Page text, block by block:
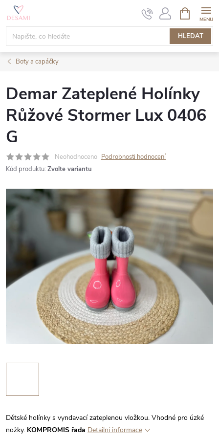
Přejít
obsah
HLEDAT
NÁKUPNÍ
KOŠÍK
Boty a capáčky
Demar Zateplené Holínky
Růžové Stormer Lux 0406
G
Neohodnoceno Podrobnosti hodnocení
Kód produktu: Zvolte variantu
Dětské holínky s vyndavací zateplenou vložkou. Vhodné pro úzké
nožky. KOMPROMIS řada Detailní informace